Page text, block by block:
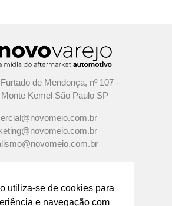
utiliza-se de cookies para
e navegação com
de Mendonça, nº 107 -
Kemel São Paulo SP